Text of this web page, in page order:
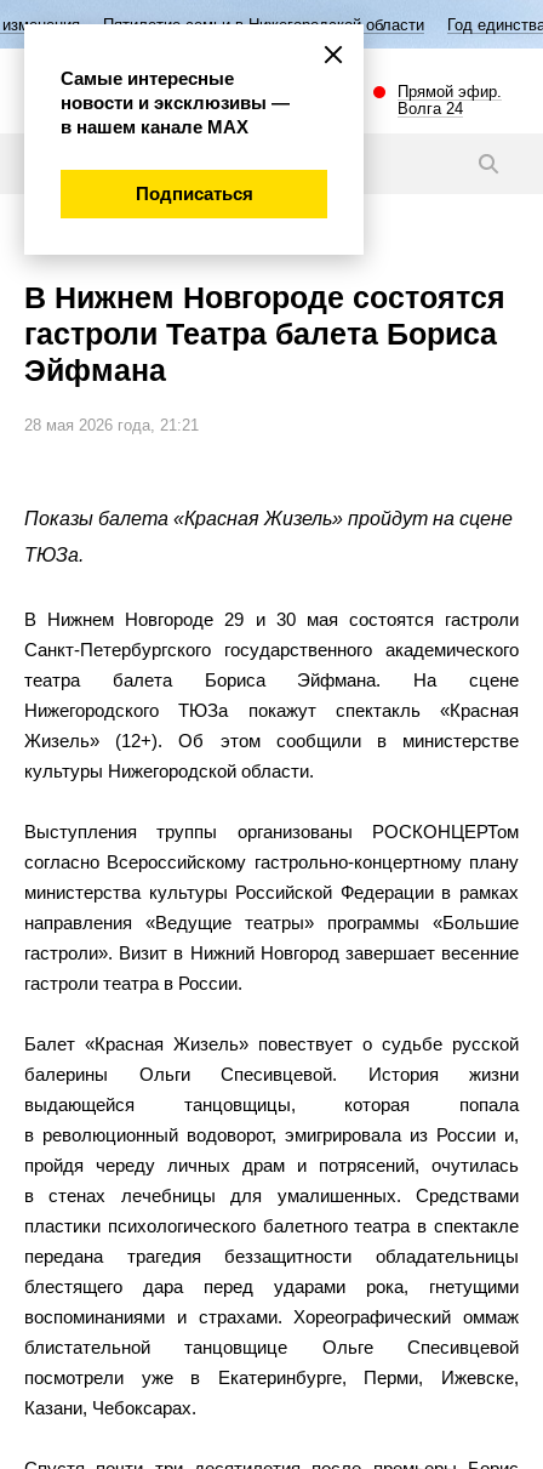
семьи в Нижегородской области Год единства народов
Прямой эфир.
Волга 24
В Нижнем Новгороде состоятся
гастроли Театра балета Бориса
Эйфмана
28 мая 2026 года, 21:21
Показы балета «Красная Жизель» пройдут на сцене
ТЮЗа.
В Нижнем Новгороде 29 и 30 мая состоятся гастроли
Санкт-Петербургского государственного академического
театра балета Бориса Эйфмана. На сцене
Нижегородского ТЮЗа покажут спектакль «Красная
Жизель» (12+). Об этом сообщили в министерстве
культуры Нижегородской области.
Выступления труппы организованы РОСКОНЦЕРТом
согласно Всероссийскому гастрольно-концертному плану
министерства культуры Российской Федерации в рамках
направления «Ведущие театры» программы «Большие
гастроли». Визит в Нижний Новгород завершает весенние
гастроли театра в России.
Балет «Красная Жизель» повествует о судьбе русской
балерины Ольги Спесивцевой. История жизни
выдающейся танцовщицы, которая попала
в революционный водоворот, эмигрировала из России и,
пройдя череду личных драм и потрясений, очутилась
в стенах лечебницы для умалишенных. Средствами
пластики психологического балетного театра в спектакле
передана трагедия беззащитности обладательницы
блестящего дара перед ударами рока, гнетущими
воспоминаниями и страхами. Хореографический оммаж
блистательной танцовщице Ольге Спесивцевой
посмотрели уже в Екатеринбурге, Перми, Ижевске,
Казани, Чебоксарах.
Самые интересные
новости и эксклюзивы —
в нашем канале МАХ
Подписаться